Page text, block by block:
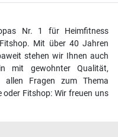
Nr. 1 für Heimfitness
Mit über 40 Jahren
stehen wir Ihnen auch
mit gewohnter Qualität,
allen Fragen zum Thema
oder Fitshop: Wir freuen uns